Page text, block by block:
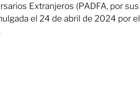
Extranjeros (PADFA, por sus
el 24 de abril de 2024 por el
.